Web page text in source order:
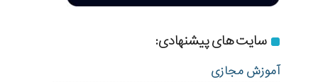
سایت های پیشنهادی:
آموزش مجازی